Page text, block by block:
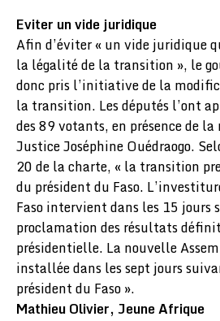
Eviter un vide juridique
Afin d’éviter « un vide juridique
la légalité de la transition », le
donc pris l’initiative de la
la transition. Les députés l’ont
des 89 votants, en présence de
Justice Joséphine Ouédraogo.
20 de la charte, « la transition
du président du Faso.
Faso intervient dans les 15 jours
proclamation des résultats
présidentielle. La nouvelle
installée dans les sept jours
président du Faso ».
Mathieu Olivier, Jeune Afrique